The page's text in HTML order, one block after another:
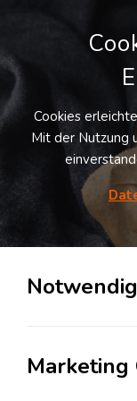
in der
Cookies
Mit der Nutzung
Marketing